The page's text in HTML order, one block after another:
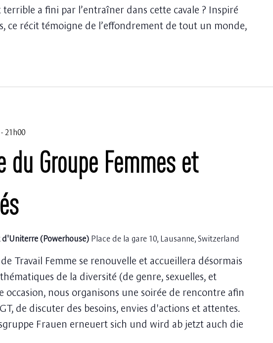
a fini par l’entraîner dans cette cavale ? Inspiré
ce récit témoigne de l’effondrement de tout un monde,
du Groupe Femmes et
21h00
(Powerhouse) Place de la gare 10, Lausanne, Switzerland
Travail Femme se renouvelle et accueillera désormais
de la diversité (de genre, sexuelles, et
occasion, nous organisons une soirée de rencontre afin
de discuter des besoins, envies d'actions et attentes.
Frauen erneuert sich und wird ab jetzt auch die